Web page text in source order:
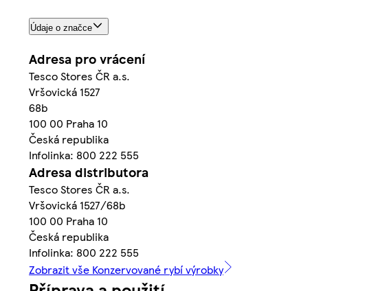
Údaje o značce
Adresa pro vrácení
Tesco Stores ČR a.s.
Vršovická 1527
68b
100 00 Praha 10
Česká republika
Infolinka: 800 222 555
Adresa distributora
Tesco Stores ČR a.s.
Vršovická 1527/68b
100 00 Praha 10
Česká republika
Infolinka: 800 222 555
Zobrazit vše Konzervované rybí výrobky